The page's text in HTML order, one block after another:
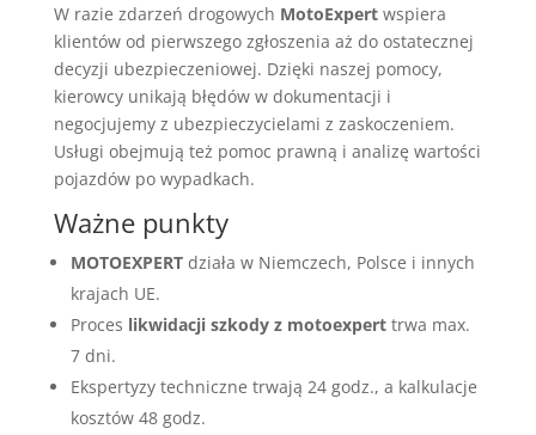
W razie zdarzeń drogowych MotoExpertwspiera
klientów od pierwszego zgłoszenia aż do ostatecznej
decyzji ubezpieczeniowej. Dzięki naszej pomocy,
kierowcy unikają błędów w dokumentacji i
negocjujemy z ubezpieczycielami z zaskoczeniem.
Usługi obejmują też pomoc prawną i analizę wartości
pojazdów po wypadkach.
Ważne punkty
MOTOEXPERTdziała w Niemczech, Polsce i innych
krajach UE.
Proces likwidacji szkody z motoexperttrwa max.
7 dni.
Ekspertyzy techniczne trwają 24 godz., a kalkulacje
kosztów 48 godz.